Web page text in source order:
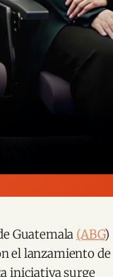
Guatemala (ABG)
el lanzamiento de
iniciativa surge